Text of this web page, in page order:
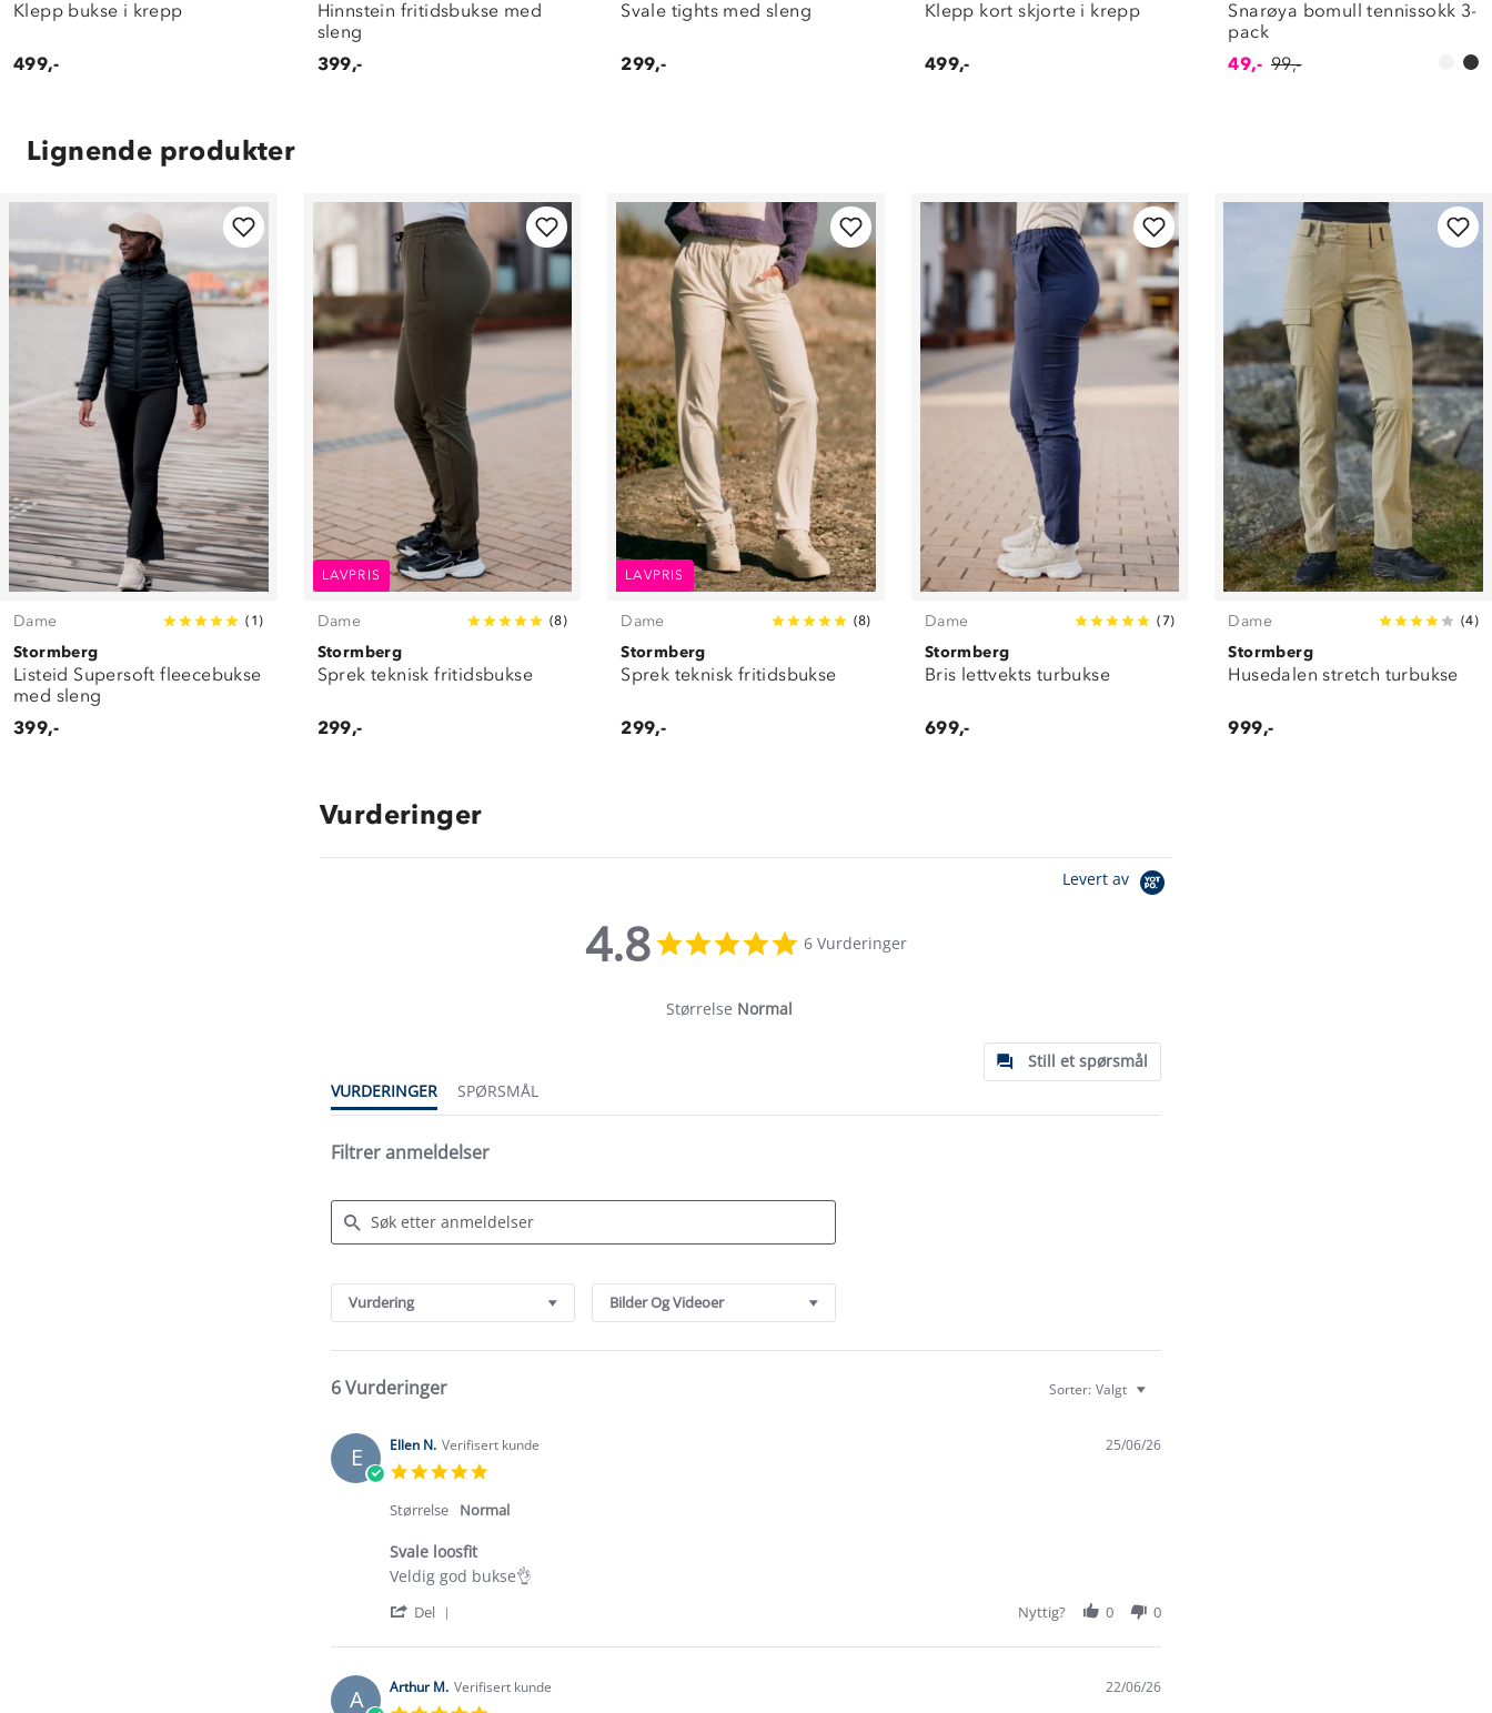
Klepp bukse i krepp
499,-
Hinnstein fritidsbukse med
sleng
399,-
Svale tights med sleng
299,-
Klepp kort skjorte i krepp
499,-
Snarøya bomull tennissokk 3-
pack
49,- 99,-
Lignende produkter
Dame ( 1 )
Stormberg
Listeid Supersoft fleecebukse
med sleng
399,-
LAVPRIS
Dame (8)
Stormberg
Sprek teknisk fritidsbukse
299,-
LAVPRIS
Dame (8)
Stormberg
Sprek teknisk fritidsbukse
299,-
Dame (7)
Stormberg
Bris lettvekts turbukse
699,-
Dame (4)
Stormberg
Husedalen stretch turbukse
999,-
Vurderinger
Levert av
4.8
star
6 Vurderinger
Størrelse Normal
Still et spørsmål
VURDERINGER
SPØRSMÅL
Filtrer anmeldelser
Reviews
Vurdering Bilder Og Videoer
6 Vurderinger Sorter: Valgt
E Ellen N. Verifisert kunde
rating
25/06/26
Størrelse Normal
Svale loosfit
Review
Ellen
on
Jun
2026
review
Svale
Veldig god bukse👌
Del
Review
Ellen
N.
Nyttig? 0 0
A Arthur M. Verifisert kunde 22/06/26